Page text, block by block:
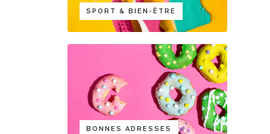
SPORT & BIEN-ÊTRE
BONNES ADRESSES